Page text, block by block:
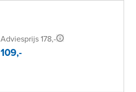
Adviesprijs 178,-
109,-